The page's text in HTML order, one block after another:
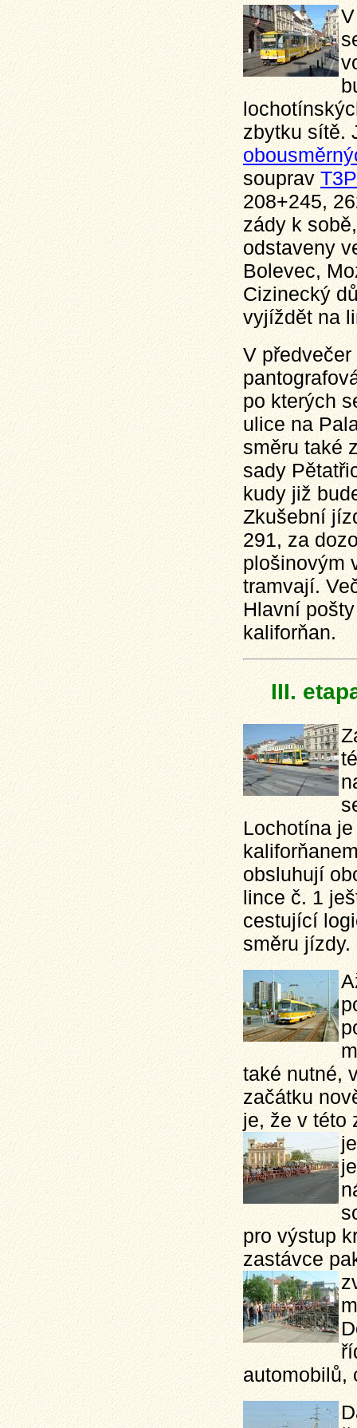
zbytku sítě.
soupravT3P
208+245,
zády k
odstaveny
Bolevec,
Cizinecký
vyjíždět na
V
po kterých
ulicena
směru také
sady
kudy již
Zkušební
291, za
plošinovým
tramvají.
Hlavní
kaliforňan.
III.
Lochotína
obsluhují
lince č. 1
cestující
směru jízdy.
také nutné,
začátku
je, že v této
pro výstup
zastávce
automobilů,